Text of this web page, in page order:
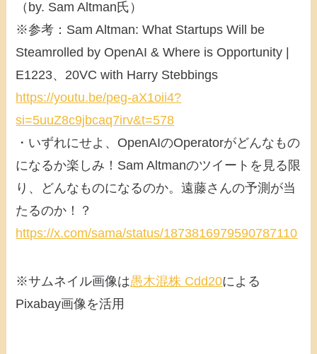
（by. Sam Altman氏）
※参考：Sam Altman: What Startups Will be
Steamrolled by OpenAI & Where is Opportunity |
E1223、20VC with Harry Stebbings
https://youtu.be/peg-aX1oii4?
si=5uuZ8c9jbcaq7irv&t=578
・いずれにせよ、OpenAIのOperatorがどんなもの
になるか楽しみ！Sam Altmanのツイートを見る限
り、どんなものになるのか。遠藤さんの予測が当
たるのか！？
https://x.com/sama/status/1873816979590787110
※サムネイル画像は愚木混株 Cdd20による
Pixabay画像を活用